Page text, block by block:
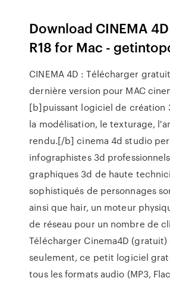
Download CINEMA
R18 for Mac -
CINEMA 4D : Télécharger
dernière version pour MAC
[b]puissant logiciel de création
la modélisation, le texturage,
rendu.[/b] cinema 4d studio
infographistes 3d
graphiques 3d de haute
sophistiqués de personnages
ainsi que hair, un moteur
de réseau pour un nombre de
Télécharger Cinema4D (gratuit)
seulement, ce petit logiciel
tous les formats audio (MP3,